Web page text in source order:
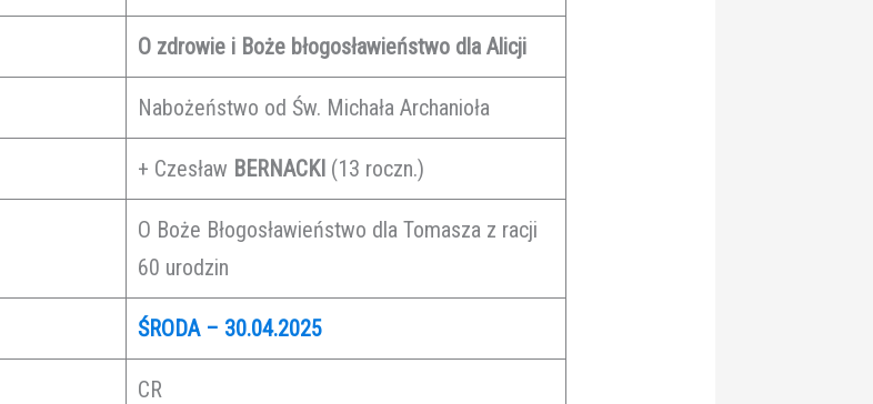
O zdrowie i Boże błogosławieństwo dla Alicji
Nabożeństwo od Św. Michała Archanioła
+ Czesław BERNACKI (13 roczn.)
O Boże Błogosławieństwo dla Tomasza z racji
60 urodzin
ŚRODA – 30.04.2025
CR